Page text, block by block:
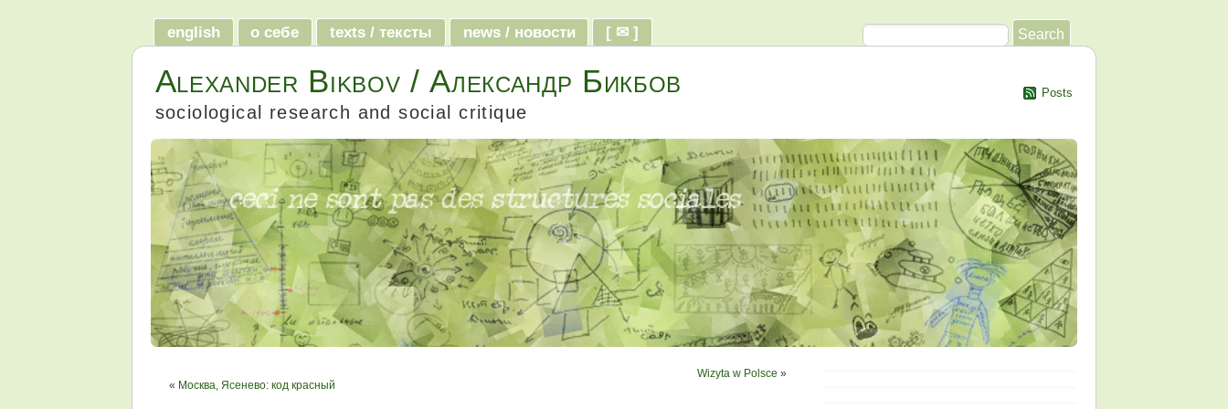
english о себе texts / тексты news / новости [ ✉ ]
Alexander Bikbov / Александр Бикбов
sociological research and social critique
Posts
« Москва, Ясенево: код красный
Wizyta w Polsce »